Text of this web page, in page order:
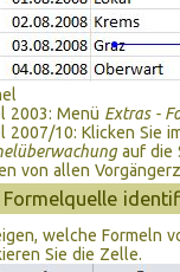
2003: Menü Extras -
2007/10: Klicken Sie
auf die
von allen
Formelquelle
welche Formeln
Sie die Zelle.